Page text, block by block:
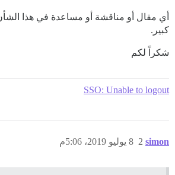
أي مقال أو مناقشة أو مساعدة في هذا
كبير.
شكراً لكم
SSO: Unable to logout
simon 8 يوليو 2019، 5:06م 2